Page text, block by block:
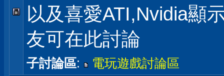
以及喜愛ATI,Nvidia顯
友可在此討論
子討論區: 電玩遊戲討論區